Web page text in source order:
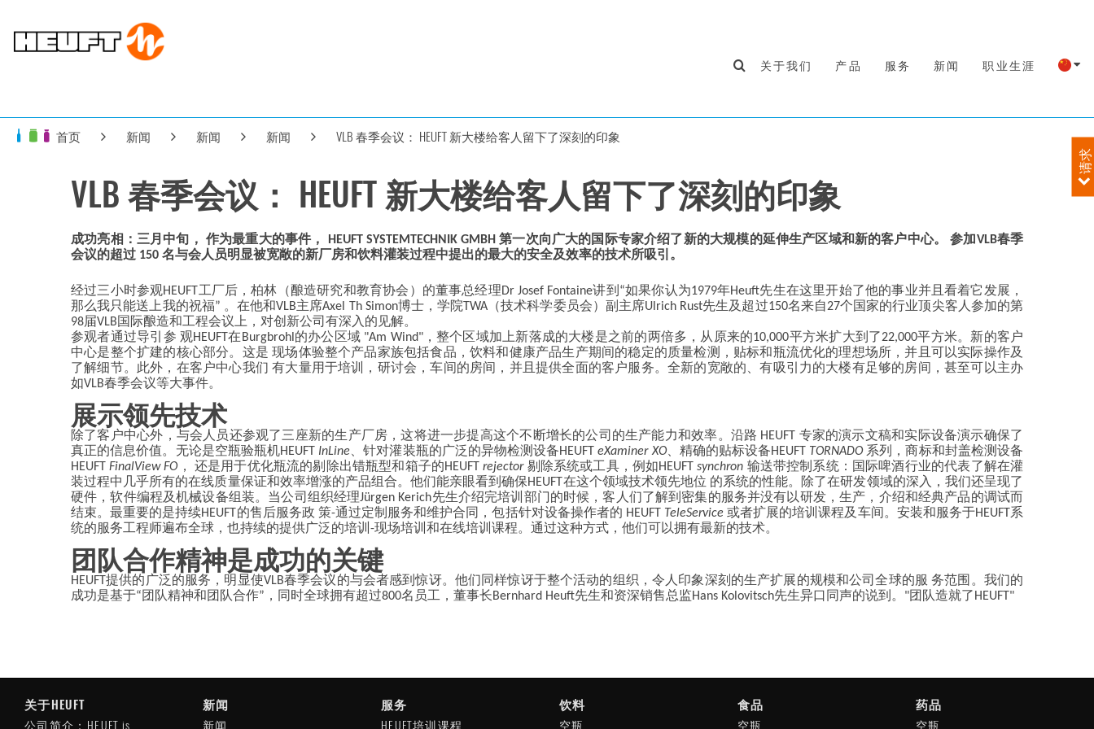
关于我们 产品 服务 新闻 职业生涯
首页 新闻 新闻 新闻 VLB 春季会议： HEUFT 新大楼给客人留下了深刻的印象
请求
VLB 春季会议： HEUFT 新大楼给客人留下了深刻的印象
成功亮相：三月中旬， 作为最重大的事件， HEUFT SYSTEMTECHNIK GMBH 第一次向广大的国际专家介绍了新的大规模的延伸生产区域和新的客户中心。 参加VLB春季
会议的超过 150 名与会人员明显被宽敞的新厂房和饮料灌装过程中提出的最大的安全及效率的技术所吸引。
经过三小时参观HEUFT工厂后，柏林（酿造研究和教育协会）的董事总经理Dr Josef Fontaine讲到“如果你认为1979年Heuft先生在这里开始了他的事业并且看着它发展，
那么我只能送上我的祝福” 。在他和VLB主席Axel Th Simon博士，学院TWA（技术科学委员会）副主席Ulrich Rust先生及超过150名来自27个国家的行业顶尖客人参加的第
98届VLB国际酿造和工程会议上，对创新公司有深入的见解。
参观者通过导引参 观HEUFT在Burgbrohl的办公区域 "Am Wind"，整个区域加上新落成的大楼是之前的两倍多，从原来的10,000平方米扩大到了22,000平方米。新的客户
中心是整个扩建的核心部分。这是 现场体验整个产品家族包括食品，饮料和健康产品生产期间的稳定的质量检测，贴标和瓶流优化的理想场所，并且可以实际操作及
了解细节。此外，在客户中心我们 有大量用于培训，研讨会，车间的房间，并且提供全面的客户服务。全新的宽敞的、有吸引力的大楼有足够的房间，甚至可以主办
如VLB春季会议等大事件。
展示领先技术
除了客户中心外，与会人员还参观了三座新的生产厂房，这将进一步提高这个不断增长的公司的生产能力和效率。沿路 HEUFT 专家的演示文稿和实际设备演示确保了
真正的信息价值。无论是空瓶验瓶机HEUFT InLine、针对灌装瓶的广泛的异物检测设备HEUFTeXaminer XO、精确的贴标设备HEUFT TORNADO系列，商标和封盖检测设备
HEUFTFinalView FO， 还是用于优化瓶流的剔除出错瓶型和箱子的HEUFTrejector剔除系统或工具，例如HEUFTsynchron 输送带控制系统：国际啤酒行业的代表了解在灌
装过程中几乎所有的在线质量保证和效率增涨的产品组合。他们能亲眼看到确保HEUFT在这个领域技术领先地位 的系统的性能。除了在研发领域的深入，我们还呈现了
硬件，软件编程及机械设备组装。当公司组织经理Jürgen Kerich先生介绍完培训部门的时候，客人们了解到密集的服务并没有以研发，生产，介绍和经典产品的调试而
结束。最重要的是持续HEUFT的售后服务政 策-通过定制服务和维护合同，包括针对设备操作者的 HEUFT
TeleService 或者扩展的培训课程及车间。安装和服务于HEUFT系
统的服务工程师遍布全球，也持续的提供广泛的培训-现场培训和在线培训课程。通过这种方式，他们可以拥有最新的技术。
团队合作精神是成功的关键
HEUFT提供的广泛的服务，明显使VLB春季会议的与会者感到惊讶。他们同样惊讶于整个活动的组织，令人印象深刻的生产扩展的规模和公司全球的服 务范围。我们的
成功是基于“团队精神和团队合作”，同时全球拥有超过800名员工，董事长Bernhard Heuft先生和资深销售总监Hans Kolovitsch先生异口同声的说到。"团队造就了HEUFT"
关于HEUFT
公司简介：HEUFT is
新闻
新闻
服务
HEUFT培训课程
饮料
空瓶
食品
空瓶
药品
空瓶